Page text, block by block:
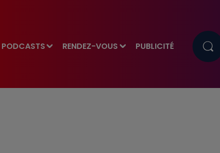
PODCASTS RENDEZ-VOUS PUBLICITÉ